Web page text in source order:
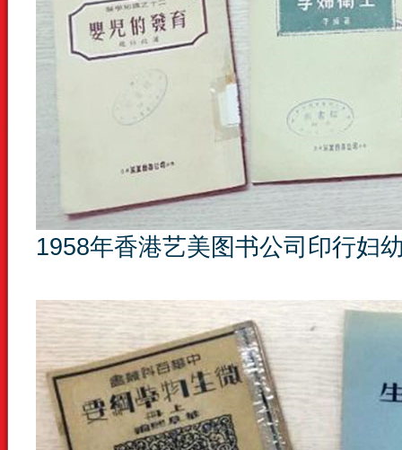
1958年香港艺美图书公司印行妇